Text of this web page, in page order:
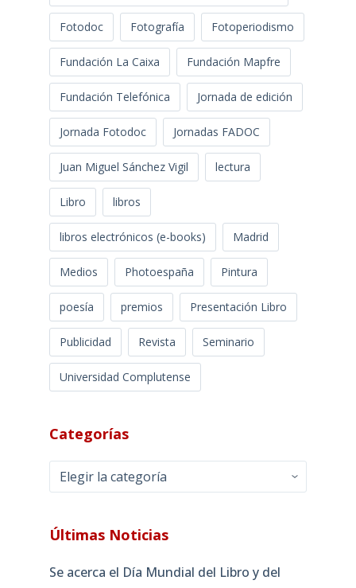
Fotodoc Fotografía Fotoperiodismo
Fundación La Caixa Fundación Mapfre
Fundación Telefónica Jornada de edición
Jornada Fotodoc Jornadas FADOC
Juan Miguel Sánchez Vigil lectura
Libro libros
libros electrónicos (e-books) Madrid
Medios Photoespaña Pintura
poesía premios Presentación Libro
Publicidad Revista Seminario
Universidad Complutense
Categorías
Categorías
Últimas Noticias
Se acerca el Día Mundial del Libro y del